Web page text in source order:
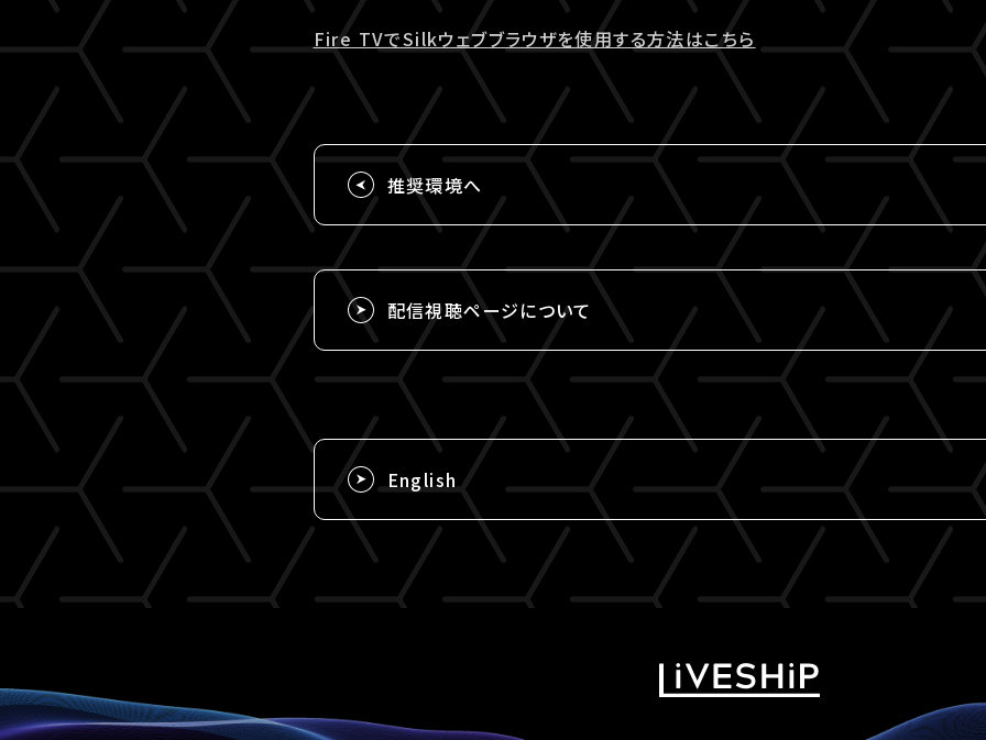
Fire TVでSilkウェブブラウザを使用する方法はこちら
推奨環境へ
配信視聴ページについて
English